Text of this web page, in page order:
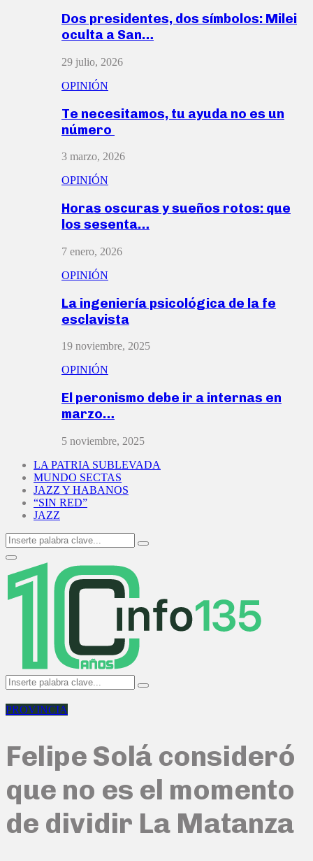
Dos presidentes, dos símbolos: Milei
oculta a San…
29 julio, 2026
OPINIÓN
Te necesitamos, tu ayuda no es un
número
3 marzo, 2026
OPINIÓN
Horas oscuras y sueños rotos: que
los sesenta…
7 enero, 2026
OPINIÓN
La ingeniería psicológica de la fe
esclavista
19 noviembre, 2025
OPINIÓN
El peronismo debe ir a internas en
marzo…
5 noviembre, 2025
LA PATRIA SUBLEVADA
MUNDO SECTAS
JAZZ Y HABANOS
“SIN RED”
JAZZ
Search
for:
Search
Primary
Menu
Search
for:
Search
PROVINCIA
Felipe Solá consideró
que no es el momento
de dividir La Matanza